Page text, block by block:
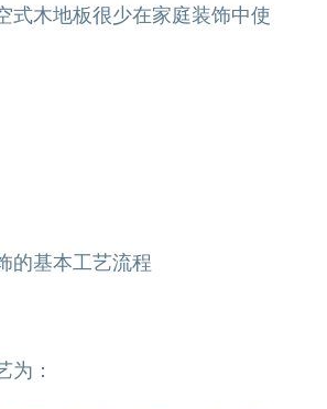
式木地板很少在家庭装饰中使
的基本工艺流程
为：